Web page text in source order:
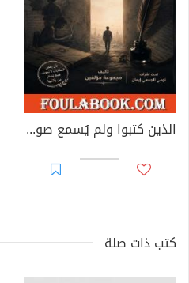
الذين كتبوا ولم يُسمع صوتهم
كتب ذات صلة